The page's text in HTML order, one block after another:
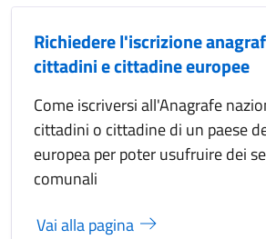
Richiedere l'iscrizione
cittadini e cittadine europee
Come iscriversi all'Anagrafe
cittadini o cittadine di un paese
europea per poter usufruire dei
comunali
Vai alla pagina